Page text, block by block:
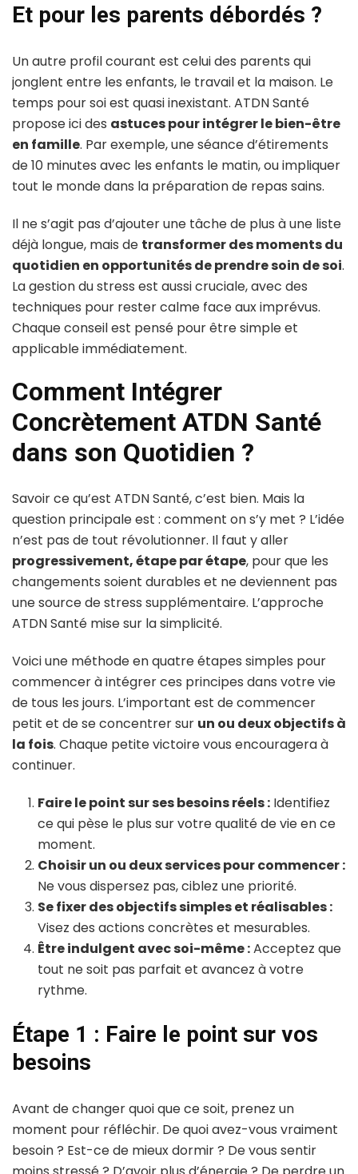
Et pour les parents débordés ?
Un autre profil courant est celui des parents qui
jonglent entre les enfants, le travail et la maison. Le
temps pour soi est quasi inexistant. ATDN Santé
propose ici des astuces pour intégrer le bien-être
en famille. Par exemple, une séance d’étirements
de 10 minutes avec les enfants le matin, ou impliquer
tout le monde dans la préparation de repas sains.
Il ne s’agit pas d’ajouter une tâche de plus à une liste
déjà longue, mais de transformer des moments du
quotidien en opportunités de prendre soin de soi.
La gestion du stress est aussi cruciale, avec des
techniques pour rester calme face aux imprévus.
Chaque conseil est pensé pour être simple et
applicable immédiatement.
Comment Intégrer
Concrètement ATDN Santé
dans son Quotidien ?
Savoir ce qu’est ATDN Santé, c’est bien. Mais la
question principale est : comment on s’y met ? L’idée
n’est pas de tout révolutionner. Il faut y aller
progressivement, étape par étape, pour que les
changements soient durables et ne deviennent pas
une source de stress supplémentaire. L’approche
ATDN Santé mise sur la simplicité.
Voici une méthode en quatre étapes simples pour
commencer à intégrer ces principes dans votre vie
de tous les jours. L’important est de commencer
petit et de se concentrer sur un ou deux objectifs à
la fois. Chaque petite victoire vous encouragera à
continuer.
Faire le point sur ses besoins réels : Identifiez
ce qui pèse le plus sur votre qualité de vie en ce
moment.
Choisir un ou deux services pour commencer :
Ne vous dispersez pas, ciblez une priorité.
Se fixer des objectifs simples et réalisables :
Visez des actions concrètes et mesurables.
Être indulgent avec soi-même :Acceptez que
tout ne soit pas parfait et avancez à votre
rythme.
Étape 1 : Faire le point sur vos
besoins
Avant de changer quoi que ce soit, prenez un
moment pour réfléchir. De quoi avez-vous vraiment
besoin ? Est-ce de mieux dormir ? De vous sentir